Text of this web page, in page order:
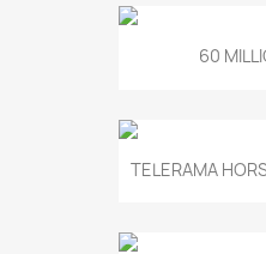
60
TELERAMA